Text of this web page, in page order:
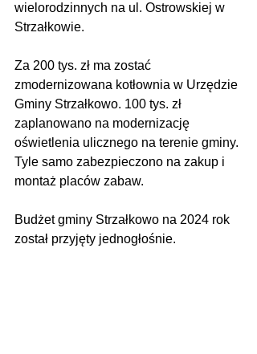
wielorodzinnych na ul. Ostrowskiej w
Strzałkowie.
Za 200 tys. zł ma zostać
zmodernizowana kotłownia w Urzędzie
Gminy Strzałkowo. 100 tys. zł
zaplanowano na modernizację
oświetlenia ulicznego na terenie gminy.
Tyle samo zabezpieczono na zakup i
montaż placów zabaw.
Budżet gminy Strzałkowo na 2024 rok
został przyjęty jednogłośnie.